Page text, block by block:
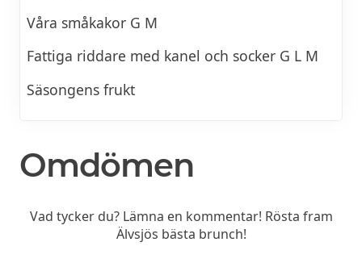
Våra småkakor G M
Fattiga riddare med kanel och socker G L M
Säsongens frukt
Omdömen
Vad tycker du? Lämna en kommentar! Rösta fram
Älvsjös bästa brunch!